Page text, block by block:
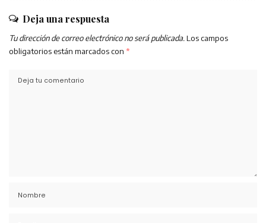
Deja una respuesta
Tu dirección de correo electrónico no será publicada. Los campos
obligatorios están marcados con *